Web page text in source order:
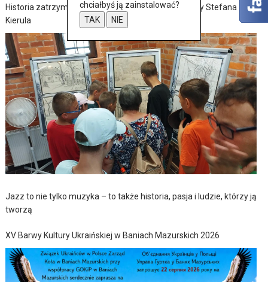
Historia zatrzymana w szkicach – wernisaż wystawy Stefana
Kierula
Jazz to nie tylko muzyka – to także historia, pasja i ludzie, którzy ją
tworzą
XV Barwy Kultury Ukraińskiej w Baniach Mazurskich 2026
chciałbyś ją zainstalować?
TAK
NIE